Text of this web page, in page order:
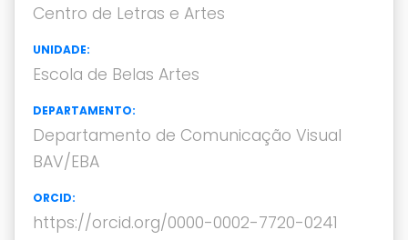
Centro de Letras e Artes
UNIDADE:
Escola de Belas Artes
DEPARTAMENTO:
Departamento de Comunicação Visual
BAV/EBA
ORCID:
https://orcid.org/0000-0002-7720-0241